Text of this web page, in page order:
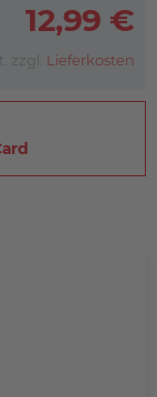
12,99 €
zzgl. Lieferkosten